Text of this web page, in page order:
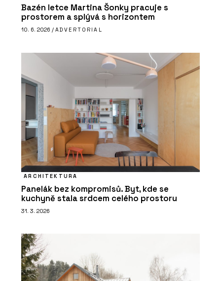
Bazén letce Martina Šonky pracuje s
prostorem a splývá s horizontem
10. 6. 2026 / ADVERTORIAL
ARCHITEKTURA
Panelák bez kompromisů. Byt, kde se
kuchyně stala srdcem celého prostoru
31. 3. 2026